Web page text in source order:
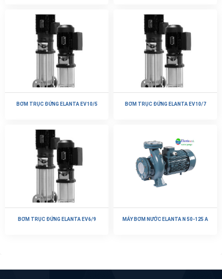
BƠM TRỤC ĐỨNG ELANTA EV10/5 BƠM TRỤC ĐỨNG ELANTA EV10/7
BƠM TRỤC ĐỨNG ELANTA EV6/9 MÁY BƠM NƯỚC ELANTA N 50-125 A